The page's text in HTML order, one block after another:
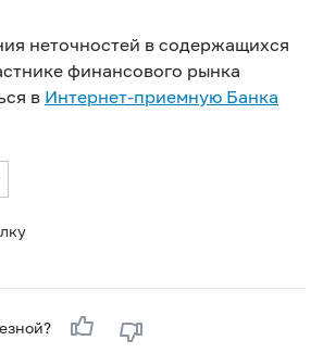
неточностей в содержащихся
финансового рынка
в Интернет-приемную Банка